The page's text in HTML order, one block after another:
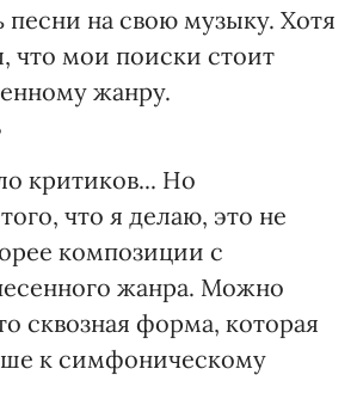
песни на свою музыку. Хотя
что мои поиски стоит
жанру.
критиков... Но
что я делаю, это не
композиции с
жанра. Можно
сквозная форма, которая
к симфоническому